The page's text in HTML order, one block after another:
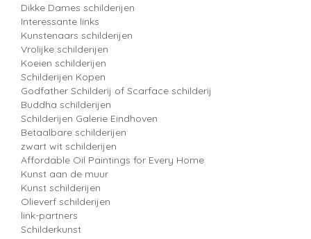
Dikke Dames schilderijen
Interessante links
Kunstenaars schilderijen
Vrolijke schilderijen
Koeien schilderijen
Schilderijen Kopen
Godfather Schilderij of Scarface schilderij
Buddha schilderijen
Schilderijen Galerie Eindhoven
Betaalbare schilderijen
zwart wit schilderijen
Affordable Oil Paintings for Every Home
Kunst aan de muur
Kunst schilderijen
Olieverf schilderijen
link-partners
Schilderkunst